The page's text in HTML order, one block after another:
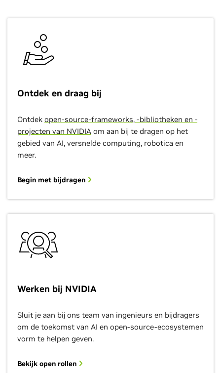
Ontdek en draag bij
Ontdek open-source-frameworks, -bibliotheken en -
projecten van NVIDIA om aan bij te dragen op het
gebied van AI, versnelde computing, robotica en
meer.
Begin met bijdragen
Werken bij NVIDIA
Sluit je aan bij ons team van ingenieurs en bijdragers
om de toekomst van AI en open-source-ecosystemen
vorm te helpen geven.
Bekijk open rollen